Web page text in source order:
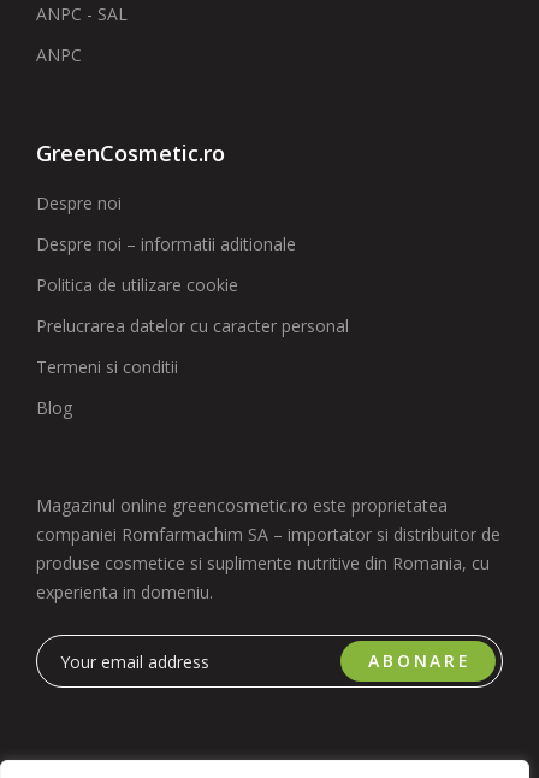
ANPC - SAL
ANPC
GreenCosmetic.ro
Despre noi
Despre noi – informatii aditionale
Politica de utilizare cookie
Prelucrarea datelor cu caracter personal
Termeni si conditii
Blog
Magazinul online greencosmetic.ro este proprietatea
companiei Romfarmachim SA – importator si distribuitor de
produse cosmetice si suplimente nutritive din Romania, cu
experienta in domeniu.
ABONARE